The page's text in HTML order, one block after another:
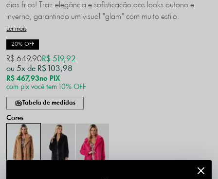
dias frios! Traz elegância e sofisticação aos looks outono e
inverno, garantindo um visual "glam" com muito estilo.
Ler mais
20% OFF
R$ 467,93no PIX
R$ 649,90R$ 519,92
5x
R$ 103,98
com pix você tem 10% OFF
Tabela de medidas